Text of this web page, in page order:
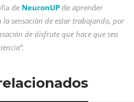
de NeuronUP de aprender
la sensación de estar trabajando, por
de disfrute que hace que sea